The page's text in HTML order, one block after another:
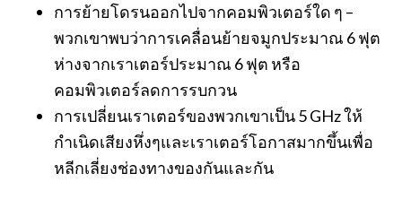
การย้ายโดรนออกไปจากคอมพิวเตอร์ใด ๆ –
พวกเขาพบว่าการเคลื่อนย้ายจมูกประมาณ 6 ฟุต
ห่างจากเราเตอร์ประมาณ 6 ฟุต หรือ
คอมพิวเตอร์ลดการรบกวน
การเปลี่ยนเราเตอร์ของพวกเขาเป็น 5 GHz ให้
กำเนิดเสียงหึ่งๆและเราเตอร์โอกาสมากขึ้นเพื่อ
หลีกเลี่ยงช่องทางของกันและกัน